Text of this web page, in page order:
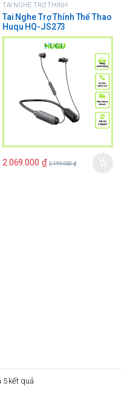
TAI NGHE TRỢ THÍNH
Tai Nghe Trợ Thính Thể Thao
Huqu HQ-JS273
2.069.000 ₫ 2.199.000₫
5 kết quả